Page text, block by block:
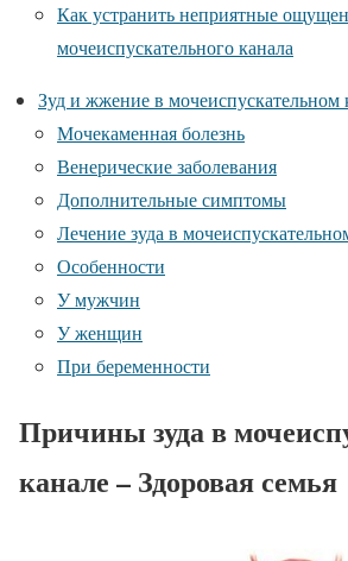
Как устранить неприятные
мочеиспускательного канала
Зуд и жжение в мочеиспускательном
Мочекаменная болезнь
Венерические заболевания
Дополнительные симптомы
Лечение зуда в
Особенности
У мужчин
У женщин
При беременности
Причины зуда в
канале – Здоровая семья